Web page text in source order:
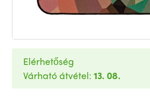
Elérhetőség
Várható átvétel: 13. 08.